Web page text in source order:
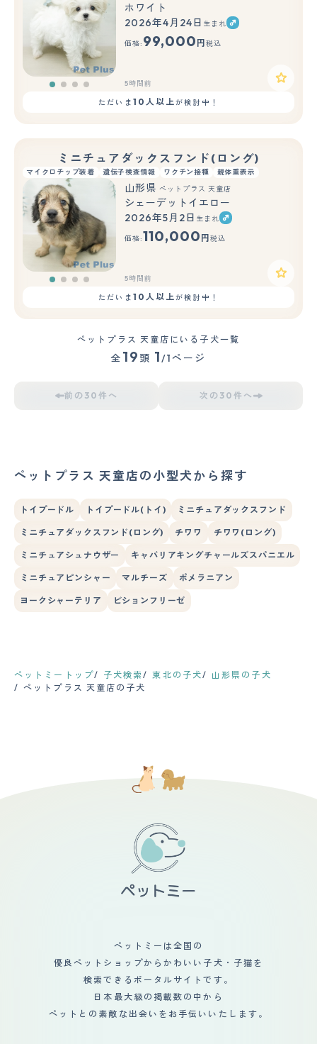
ホワイト
2026年4月24日 生まれ
価格: 99,000 円 税込
5時間前
ただいま 10人以上が検討中！
ミニチュアダックスフンド(ロング)
マイクロチップ装着 遺伝子検査情報 ワクチン接種 親体重表示
山形県 ペットプラス 天童店
シェーデットイエロー
2026年5月2日 生まれ
価格:110,000 円 税込
5時間前
ただいま 10人以上が検討中！
ペットプラス 天童店にいる子犬一覧
全 19 頭 1/1ページ
前の30件へ 次の30件へ
ペットプラス 天童店の小型犬から探す
トイプードル トイプードル(トイ) ミニチュアダックスフンド
ミニチュアダックスフンド(ロング) チワワ チワワ(ロング)
ミニチュアシュナウザー キャバリアキングチャールズスパニエル
ミニチュアピンシャー マルチーズ ポメラニアン
ヨークシャーテリア ビションフリーゼ
ペットミートップ 子犬検索 東北の子犬
山形県の子犬
ペットプラス 天童店の子犬
ペットミーは全国の
優良ペットショップからかわいい子犬・子猫を
検索できるポータルサイトです。
日本最大級の掲載数の中から
ペットとの素敵な出会いをお手伝いいたします。